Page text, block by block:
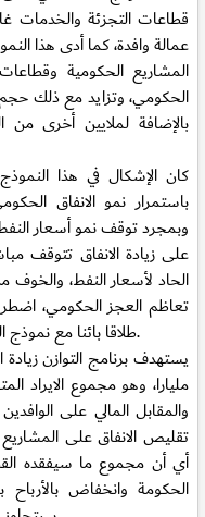
قطاعات التجزئة والخدمات
عمالة وافدة، كما أدى هذا
المشاريع الحكومية
بالإضافة لملايين أخرى من
كان الإشكال في هذا
باستمرار نمو الانفاق
وبمجرد توقف نمو أسعار
على زيادة الانفاق تتوقف
الحاد لأسعار النفط، والخوف
تعاظم العجز الحكومي، اضطر
طلاقا بائنا مع نموذج النمو القائم على الانفاق والتوظيف الحكومي.
مليارا، وهو مجموع الايراد
والمقابل المالي على
أي أن مجموع ما سيفقده
الحكومة وانخفاض بالأرباح